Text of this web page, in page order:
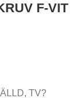
F-VIT
TV?